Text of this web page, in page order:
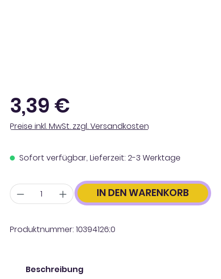
Regulärer Preis:
3,39 €
Preise inkl. MwSt. zzgl. Versandkosten
Sofort verfügbar, Lieferzeit: 2-3 Werktage
Anzahl IN DEN WARENKORB
Produktnummer: 10394126;0
Beschreibung